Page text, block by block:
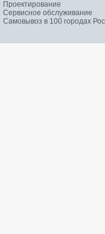
Проектирование
Сервисное обслуживание
Самовывоз в 100 городах